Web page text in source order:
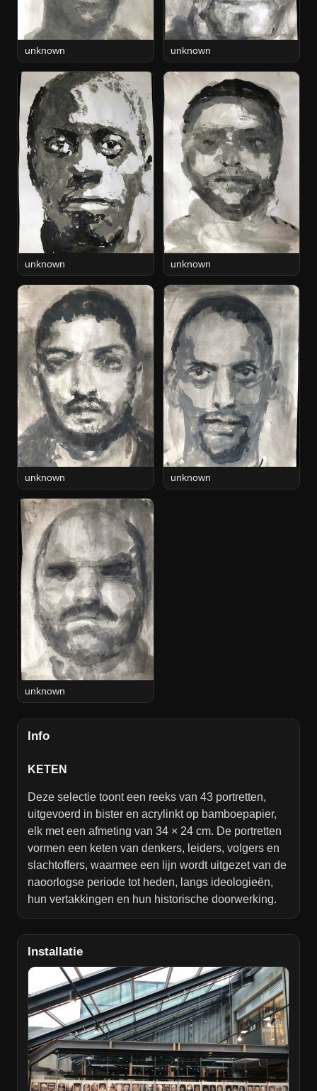
unknown unknown
unknown unknown
unknown unknown
unknown
Info
KETEN
Deze selectie toont een reeks van 43 portretten,
uitgevoerd in bister en acrylinkt op bamboepapier,
elk met een afmeting van 34 × 24 cm. De portretten
vormen een keten van denkers, leiders, volgers en
slachtoffers, waarmee een lijn wordt uitgezet van de
naoorlogse periode tot heden, langs ideologieën,
hun vertakkingen en hun historische doorwerking.
Installatie